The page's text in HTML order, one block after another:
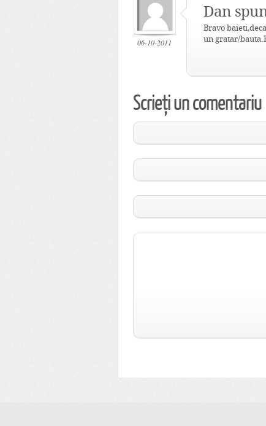
06-10-2011
Dan
Bravo
un gratar/
Scrieți un comentariu